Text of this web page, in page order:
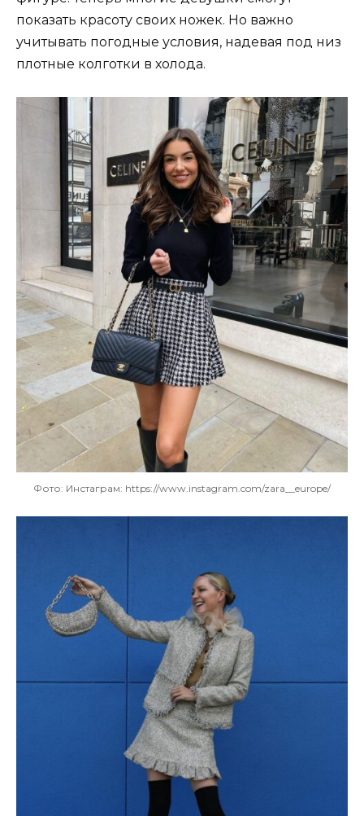
показать красоту своих ножек. Но важно
учитывать погодные условия, надевая под низ
плотные колготки в холода.
Фото: Инстаграм: https://www.instagram.com/zara__europe/